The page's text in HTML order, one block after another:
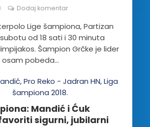
Dodaj komentar
Lige šampiona, Partizan
od 18 sati i 30 minuta
Šampion Grčke je lider
osam pobeda...
Mandić i Ćuk
sigurni, jubilarni